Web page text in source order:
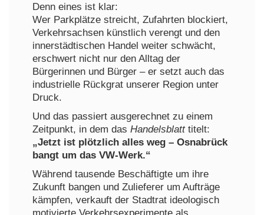
Denn eines ist klar:
Wer Parkplätze streicht, Zufahrten blockiert,
Verkehrsachsen künstlich verengt und den
innerstädtischen Handel weiter schwächt,
erschwert nicht nur den Alltag der
Bürgerinnen und Bürger – er setzt auch das
industrielle Rückgrat unserer Region unter
Druck.
Und das passiert ausgerechnet zu einem
Zeitpunkt, in dem das Handelsblatttitelt:
„Jetzt ist plötzlich alles weg – Osnabrück
bangt um das VW-Werk.“
Während tausende Beschäftigte um ihre
Zukunft bangen und Zulieferer um Aufträge
kämpfen, verkauft der Stadtrat ideologisch
motivierte Verkehrsexperimente als